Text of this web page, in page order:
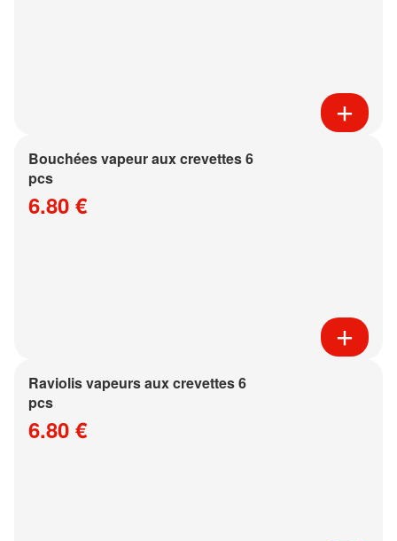
Bouchées vapeur aux crevettes 6
pcs
6.80 €
Raviolis vapeurs aux crevettes 6
pcs
6.80 €